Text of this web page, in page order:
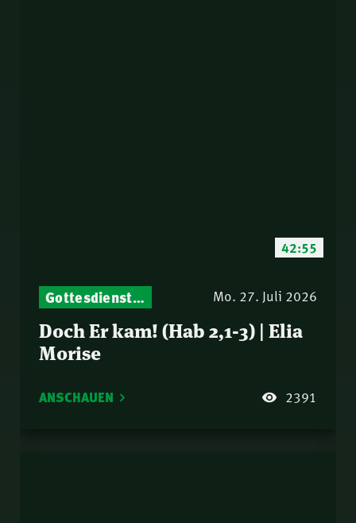
42:55
Gottesdienst-Botschaften – Jeden Sonntag neu: Aktuelle Predigten vom Mitternachtsruf Mo. 27. Juli 2026
Doch Er kam! (Hab 2,1-3) | Elia
Morise
ANSCHAUEN 2391